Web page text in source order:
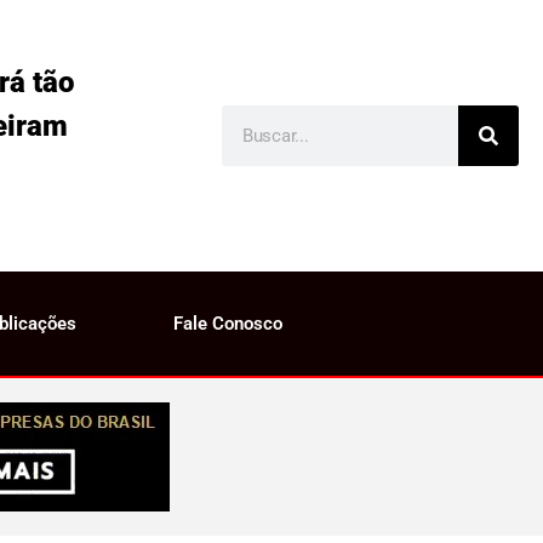
tão
Fale Conosco